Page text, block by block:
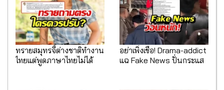
ทรายสมุทรจี้ต่างชาติทำงาน
ไทยแต่พูดภาษาไทยไม่ได้
อย่าเพิ่งเชื่อ! Drama-addict
แฉ Fake News ปั่นกระแส